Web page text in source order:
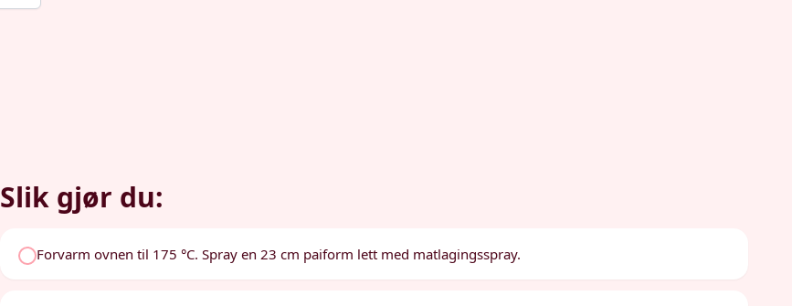
Slik gjør du:
Forvarm ovnen til 175 °C. Spray en 23 cm paiform lett med matlagingsspray.